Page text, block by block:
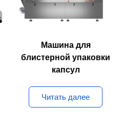
Машина для
блистерной упаковки
капсул
Читать далее